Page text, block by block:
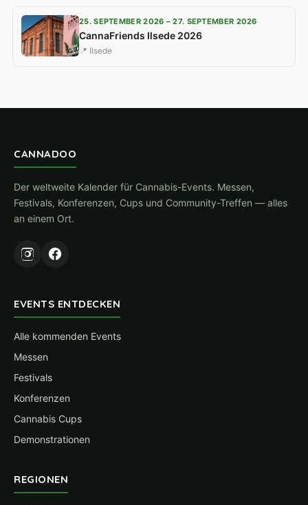
25. SEPTEMBER 2026 – 27. SEPTEMBER 2026
CannaFriends Ilsede 2026
📍 Ilsede
CANNADOO
Der weltweite Kalender für Cannabis-Events. Messen,
Festivals, Konferenzen, Cups und Community-Treffen — alles
an einem Ort.
EVENTS ENTDECKEN
Alle kommenden Events
Messen
Festivals
Konferenzen
Cannabis Cups
Demonstrationen
REGIONEN